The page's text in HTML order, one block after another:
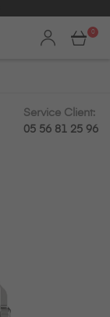
0
Service Client:
05 56 81 25 96